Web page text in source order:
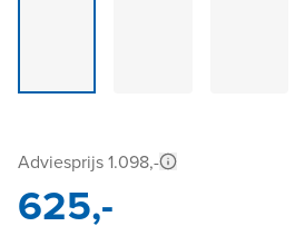
Adviesprijs 1.098,-
625,-